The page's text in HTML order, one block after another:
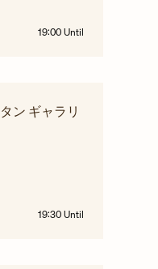
19:00 Until
ン ギャラリ
19:30 Until